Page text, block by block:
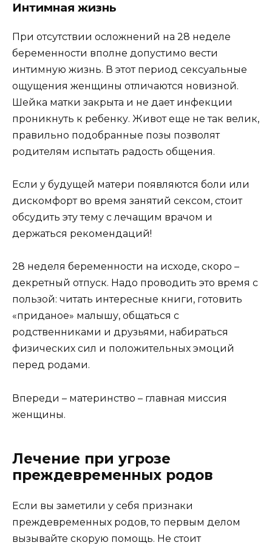
Интимная жизнь
При отсутствии осложнений на 28 неделе
беременности вполне допустимо вести
интимную жизнь. В этот период сексуальные
ощущения женщины отличаются новизной.
Шейка матки закрыта и не дает инфекции
проникнуть к ребенку. Живот еще не так велик,
правильно подобранные позы позволят
родителям испытать радость общения.
Если у будущей матери появляются боли или
дискомфорт во время занятий сексом, стоит
обсудить эту тему с лечащим врачом и
держаться рекомендаций!
28 неделя беременности на исходе, скоро –
декретный отпуск. Надо проводить это время с
пользой: читать интересные книги, готовить
«приданое» малышу, общаться с
родственниками и друзьями, набираться
физических сил и положительных эмоций
перед родами.
Впереди – материнство – главная миссия
женщины.
Лечение при угрозе
преждевременных родов
Если вы заметили у себя признаки
преждевременных родов, то первым делом
вызывайте скорую помощь. Не стоит